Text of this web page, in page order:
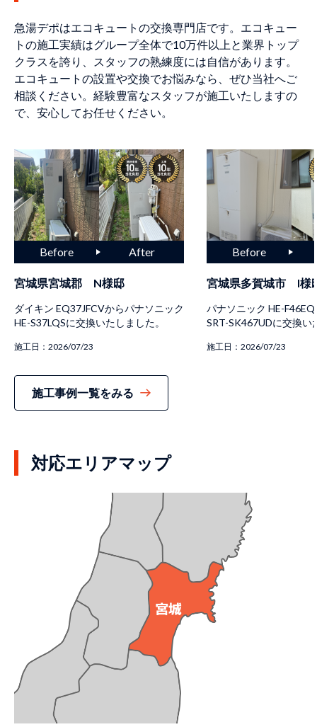
急湯デポはエコキュートの交換専門店です。エコキュー
トの施工実績はグループ全体で10万件以上と業界トップ
クラスを誇り、スタッフの熟練度には自信があります。
エコキュートの設置や交換でお悩みなら、ぜひ当社へご
相談ください。経験豊富なスタッフが施工いたしますの
で、安心してお任せください。
宮城県宮城郡 N様邸
ダイキン EQ37JFCVからパナソニック
HE-S37LQSに交換いたしました。
施工日： 2026/07/23
宮城県多賀城市 I様
パナソニック HE-
SRT-SK467UDに交換い
施工日： 2026/07/23
施工事例一覧をみる
対応エリアマップ